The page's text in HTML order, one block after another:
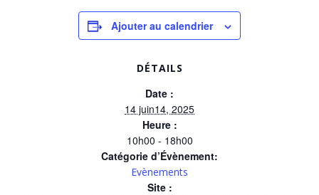
Ajouter au calendrier
DÉTAILS
Date :
14 juin14, 2025
Heure :
10h00 - 18h00
Catégorie d’Évènement:
Evènements
Site :